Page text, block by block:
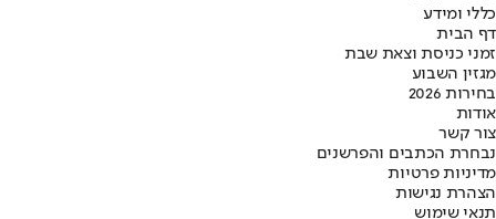
כללי ומידע
דף הבית
זמני כניסת וצאת שבת
מגזין השבוע
בחירות 2026
אודות
צור קשר
נבחרת הכתבים והפרשנים
מדיניות פרטיות
הצהרת נגישות
תנאי שימוש